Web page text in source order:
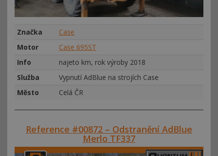
Značka
Case
Motor
Case 695ST
Info
najeto km, rok výroby 2018
Služba
Vypnutí AdBlue na strojích Case
Město
Celá ČR
Reference #00872 – Odstranění AdBlue
Merlo TF337